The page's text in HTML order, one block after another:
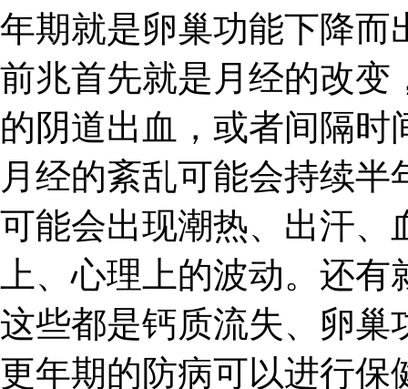
年期就是卵巢功能下降而
前兆首先就是月经的改变
的阴道出血，或者间隔
月经的紊乱可能会持续
可能会出现潮热、出汗、
上、心理上的波动。还
这些都是钙质流失、卵巢
更年期的防病可以进行保